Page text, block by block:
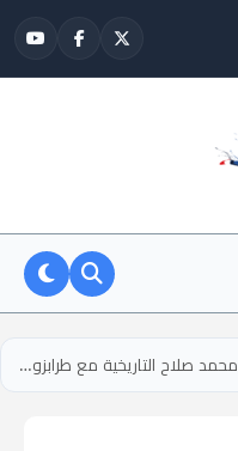
كيف احتفت الصحافة التركية بصفقة محمد صلاح التاريخية مع طرابزون سبور؟